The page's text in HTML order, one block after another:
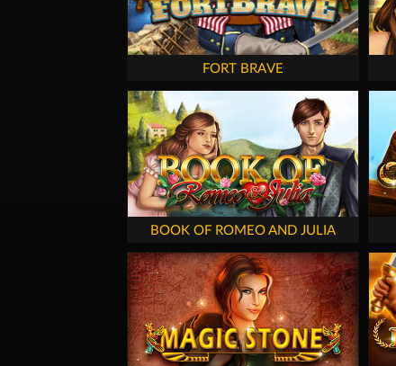
FORT BRAVE
BOOK OF ROMEO AND JULIA